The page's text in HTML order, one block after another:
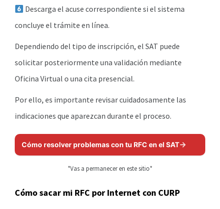
Descarga el acuse correspondiente si el sistema
concluye el trámite en línea.
Dependiendo del tipo de inscripción, el SAT puede
solicitar posteriormente una validación mediante
Oficina Virtual o una cita presencial.
Por ello, es importante revisar cuidadosamente las
indicaciones que aparezcan durante el proceso.
Cómo resolver problemas con tu RFC en el SAT
*Vas a permanecer en este sitio*
Cómo sacar mi RFC por Internet con CURP